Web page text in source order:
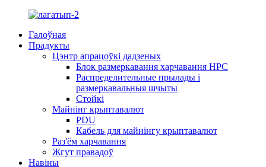
Галоўная
Прадукты
Цэнтр апрацоўкі дадзеных
Блок размеркавання харчавання HPC
Распределительные прылады і
размеркавальныя шчыты
Стойкі
Майнінг крыптавалют
PDU
Кабель для майнінгу крыптавалют
Раз'ём харчавання
Жгут правадоў
Навіны